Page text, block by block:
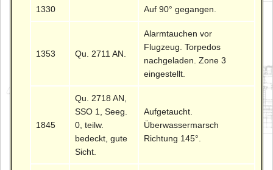
1330 Auf 90° gegangen.
1353 Qu. 2711 AN.
Alarmtauchen vor
Flugzeug. Torpedos
nachgeladen. Zone 3
eingestellt.
1845
Qu. 2718 AN,
SSO 1, Seeg.
0, teilw.
bedeckt, gute
Sicht.
Aufgetaucht.
Überwassermarsch
Richtung 145°.